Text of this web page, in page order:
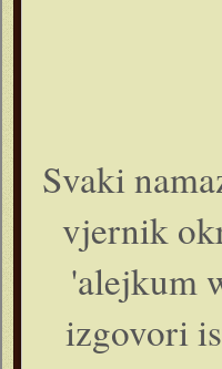
Svaki
vjernik
'alejkum
izgovori